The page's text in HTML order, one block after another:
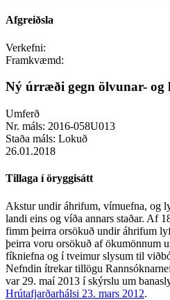
Afgreiðsla
Verkefni:
Framkvæmd:
Ný úrræði gegn ölvunar- og
Umferð
Nr. máls: 2016-058U013
Staða máls: Lokuð
26.01.2018
Tillaga í öryggisátt
Akstur undir áhrifum, vímuefna, og
landi eins og víða annars staðar. Af
fimm þeirra orsökuð undir áhrifum
þeirra voru orsökuð af ökumönnum
fíkniefna og í tveimur slysum til
Nefndin ítrekar tillögu
var 29. maí 2013 í skýrslu um
Hrútafjarðarhálsi 23. mars 2012.